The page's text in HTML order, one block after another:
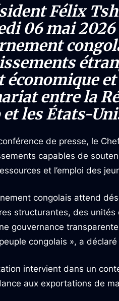
Félix
06 mai
économique
entre la
et les États-
de presse, le
capables de
et l’emploi des
congolais attend
structurantes, des
gouvernance
congolais », a déclaré
intervient dans un
aux exportations de